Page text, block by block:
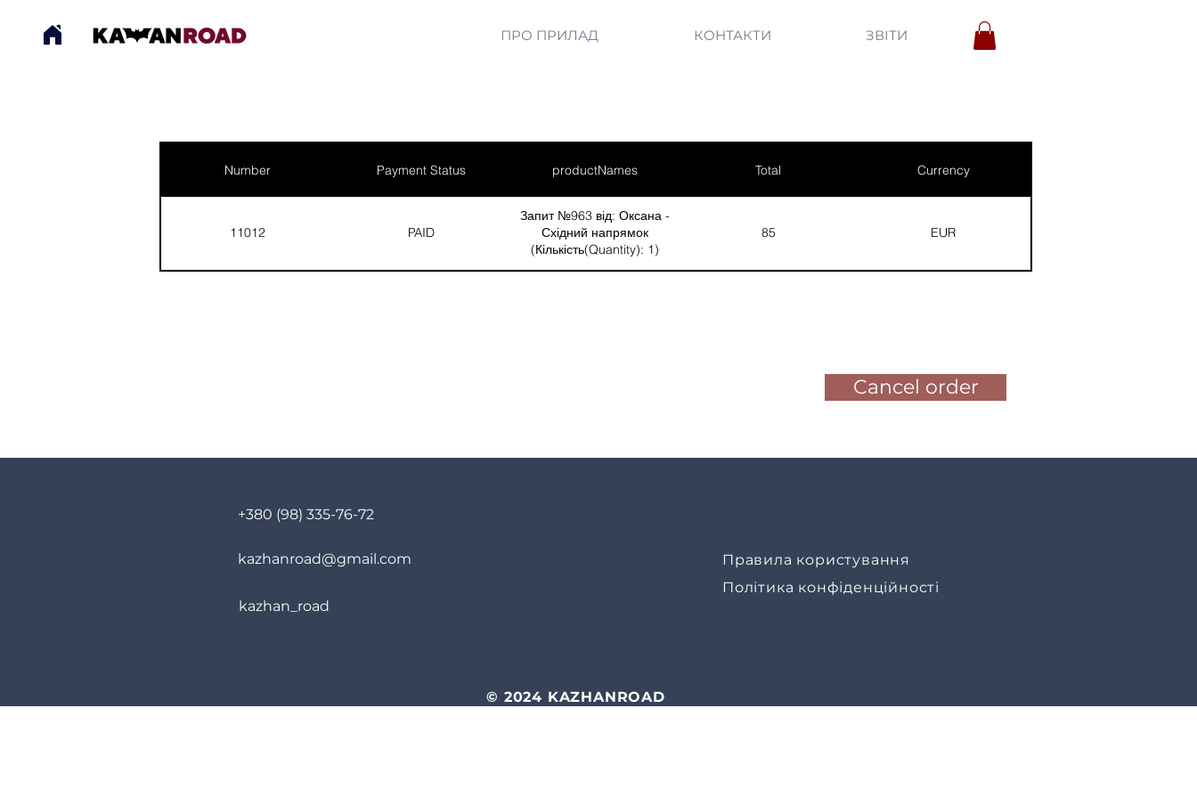
ПРО ПРИЛАД КОНТАКТИ ЗВІТИ
Number Payment Status productNames Total Currency
11012 PAID
Запит №963 від: Оксана -
Східний напрямок
(Кількість(Quantity): 1)
85 EUR
Cancel order
+380 (98) 335-76-72
kazhanroad@gmail.com
kazhan_road
Правила користування
Політика конфіденційності
© 2024 KAZHANROAD